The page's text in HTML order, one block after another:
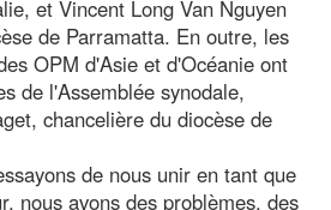
et Vincent Long Van Nguyen
de Parramatta. En outre, les
OPM d'Asie et d'Océanie ont
de l'Assemblée synodale,
chancelière du diocèse de
de nous unir en tant que
nous avons des problèmes, des